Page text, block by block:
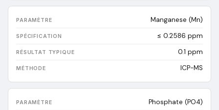
Manganese (Mn)
≤ 0.2586 ppm
0.1 ppm
ICP-MS
Phosphate (PO4)